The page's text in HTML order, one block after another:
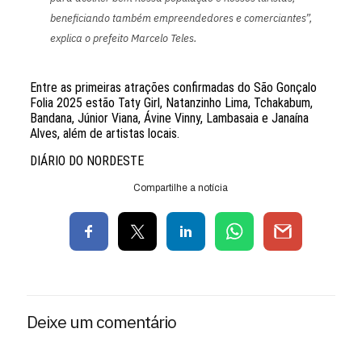
beneficiando também empreendedores e comerciantes”,
explica o prefeito Marcelo Teles.
Entre as primeiras atrações confirmadas do São Gonçalo
Folia 2025 estão Taty Girl, Natanzinho Lima, Tchakabum,
Bandana, Júnior Viana, Ávine Vinny, Lambasaia e Janaína
Alves, além de artistas locais.
DIÁRIO DO NORDESTE
Compartilhe a notícia
Deixe um comentário